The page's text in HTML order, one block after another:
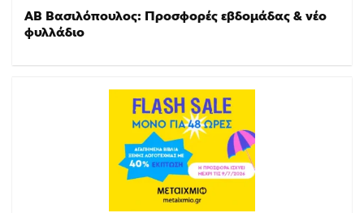
ΑΒ Βασιλόπουλος: Προσφορές εβδομάδας & νέο
φυλλάδιο